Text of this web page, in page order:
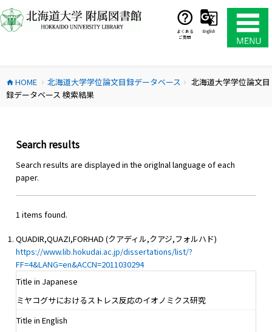
ン
テ
ス
キ
よくある
ご質問
English
home HOME chevron_right 北海道大学学位論文目録データベース chevron_right
北海道大学学位論文目
録データベース 検索結果
Search results
Search results are displayed in the origlnal language of each
paper.
1 items found.
QUADIR,QUAZI,FORHAD (クアディル,クアジ,フォルハド)
https://www.lib.hokudai.ac.jp/dissertations/list/?
FF=4&LANG=en&ACCN=2011030294
Title in Japanese
ミヤコグサにおけるストレス反応のイオノミクス研究
Title in English